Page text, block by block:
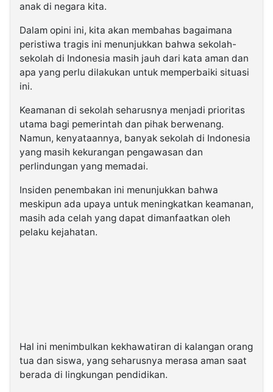
anak di negara kita.
Dalam opini ini, kita akan membahas bagaimana
peristiwa tragis ini menunjukkan bahwa sekolah-
sekolah di Indonesia masih jauh dari kata aman dan
apa yang perlu dilakukan untuk memperbaiki situasi
ini.
Keamanan di sekolah seharusnya menjadi prioritas
utama bagi pemerintah dan pihak berwenang.
Namun, kenyataannya, banyak sekolah di Indonesia
yang masih kekurangan pengawasan dan
perlindungan yang memadai.
Insiden penembakan ini menunjukkan bahwa
meskipun ada upaya untuk meningkatkan keamanan,
masih ada celah yang dapat dimanfaatkan oleh
pelaku kejahatan.
Hal ini menimbulkan kekhawatiran di kalangan orang
tua dan siswa, yang seharusnya merasa aman saat
berada di lingkungan pendidikan.